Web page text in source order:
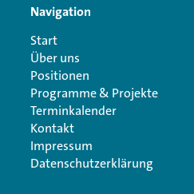
Navigation
Start
Über uns
Positionen
Programme & Projekte
Terminkalender
Kontakt
Impressum
Datenschutzerklärung